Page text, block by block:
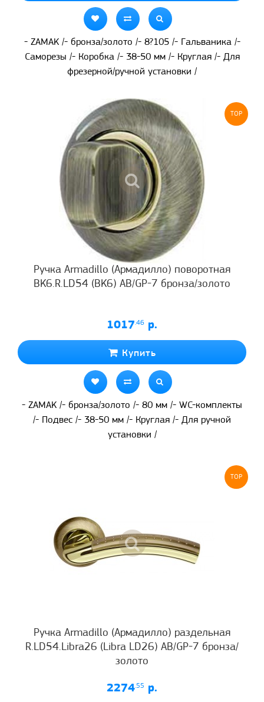
- ZAMAK /- бронза/золото /- 8?105 /- Гальваника /-
Саморезы /- Коробка /- 38-50 мм /- Круглая /- Для
фрезерной/ручной установки /
TOP
Ручка Armadillo (Армадилло) поворотная
BK6.R.LD54 (BK6) AB/GP-7 бронза/золото
1017.46 р.
Купить
- ZAMAK /- бронза/золото /- 80 мм /- WC-комплекты
/- Подвес /- 38-50 мм /- Круглая /- Для ручной
установки /
TOP
Ручка Armadillo (Армадилло) раздельная
R.LD54.Libra26 (Libra LD26) AB/GP-7 бронза/
золото
2274.55 р.